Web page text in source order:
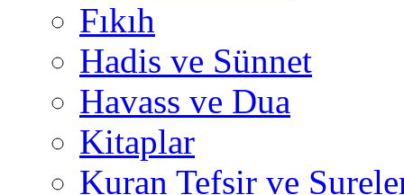
Fıkıh
Hadis ve Sünnet
Havass ve Dua
Kitaplar
Kuran Tefsir ve